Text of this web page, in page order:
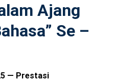
Ajang
Se –
— Prestasi